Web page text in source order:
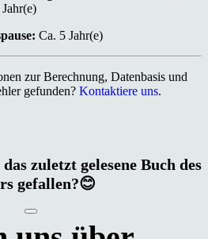
Ca. 5 Jahr(e)
zur Berechnung, Datenbasis und
gefunden? Kontaktiere uns.
zuletzt gelesene Buch des
gefallen?😊